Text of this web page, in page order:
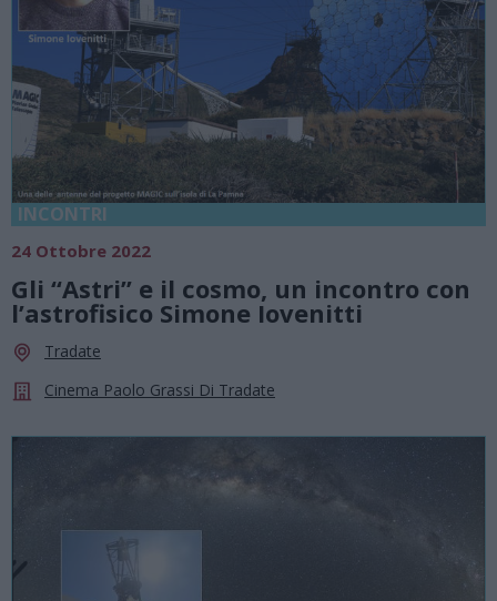
INCONTRI
24 Ottobre 2022
Gli “Astri” e il cosmo, un incontro con
l’astrofisico Simone Iovenitti
Tradate
Cinema Paolo Grassi Di Tradate